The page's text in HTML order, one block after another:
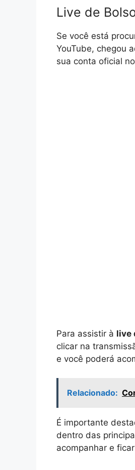
Live de
Se você está
YouTube, chegou
sua conta oficial
Para assistir à live
clicar na
e você poderá
Relacionado:
É importante
dentro das
acompanhar e